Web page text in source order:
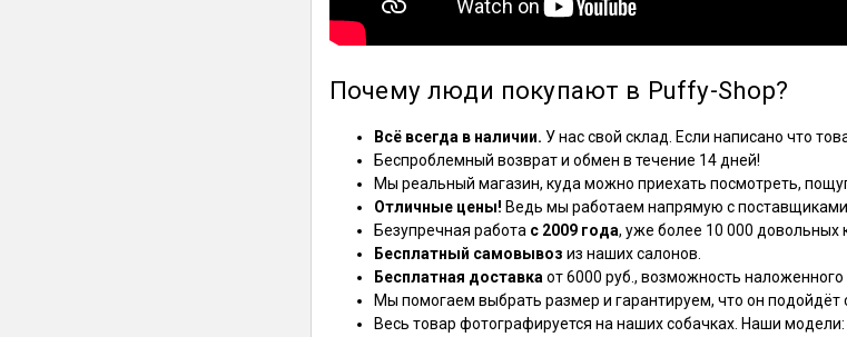
Почему люди покупают в Puffy-Shop?
Всё всегда в наличии. У нас свой склад. Если написано что
Беспроблемный возврат и обмен в течение 14 дней!
Мы реальный магазин, куда можно приехать посмотреть,
Отличные цены! Ведь мы работаем напрямую с
Безупречная работа с 2009 года, уже более 10 000 довольных
Бесплатный самовывоз из наших салонов.
Бесплатная доставкаот 6000 руб., возможность
Мы помогаем выбрать размер и гарантируем, что он подойдёт
Весь товар фотографируется на наших собачках. Наши